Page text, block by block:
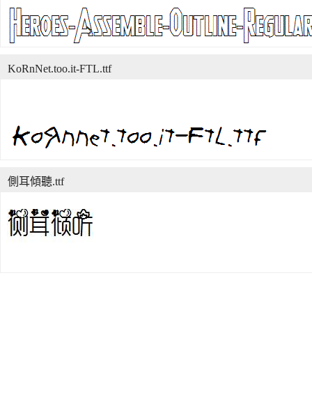
KoRnNet.too.it-FTL.ttf
側耳傾聽.ttf